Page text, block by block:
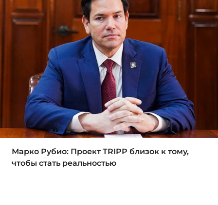
Марко Рубио: Проект TRIPP близок к тому,
чтобы стать реальностью